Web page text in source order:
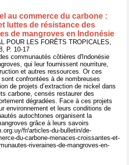
au commerce du carbone :
luttes de résistance des
de mangroves en Indonésie
POUR LES FORÊTS TROPICALES,
P. 10-17
communautés côtières d'Indonésie
qui leur fournissent nourriture,
et autres ressources. Or ces
confrontées à de nombreuses
de projets d’extraction de nickel dans
carbone, censés restaurer des
dégradées. Face à ces projets
environnement et leurs conditions de
autochtones organisent la
grâce à leurs savoirs
fr/articles-du-bulletin/de-
du-carbone-menaces-croissantes-et-
riveraines-de-mangroves-en-